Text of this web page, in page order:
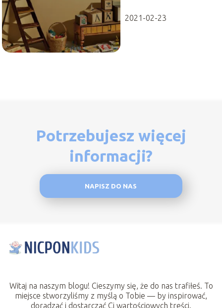
2021-02-23
Potrzebujesz więcej
informacji?
NAPISZ DO NAS
Witaj na naszym blogu! Cieszymy się, że do nas trafiłeś. To
miejsce stworzyliśmy z myślą o Tobie — by inspirować,
doradzać i dostarczać Ci wartościowych treści.